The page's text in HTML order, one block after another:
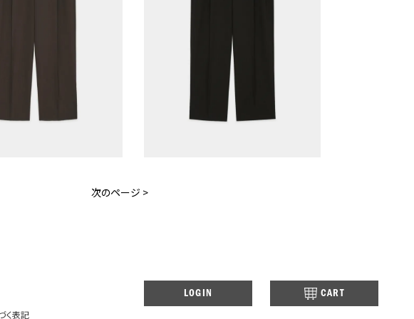
次のページ >
LOGIN
CART
く表記